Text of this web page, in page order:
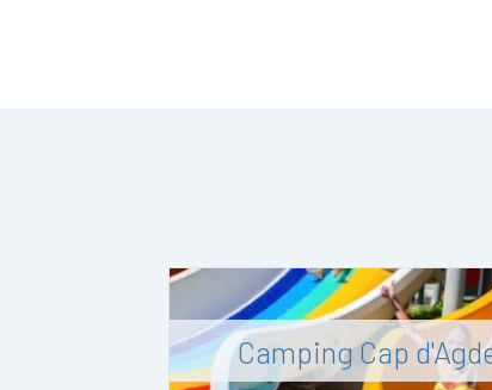
Camping Cap